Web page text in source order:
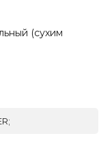
(сухим